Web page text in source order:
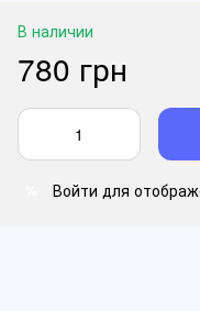
В наличии
780 грн
Войти для